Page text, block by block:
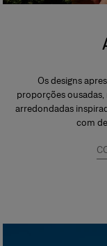
Os designs
proporções ousadas,
arredondadas
com